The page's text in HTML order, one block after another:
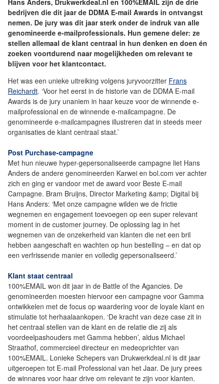
Hans Anders, Drukwerkdeal.nl en 100%EMAIL zijn de drie
bedrijven die dit jaar de DDMA E-mail Awards in ontvangst
nemen. De jury was dit jaar sterk onder de indruk van alle
genomineerde e-mailprofessionals. Hun gemene deler: ze
stellen allemaal de klant centraal in hun denken en doen én
zoeken voortdurend naar mogelijkheden om relevant te
blijven voor het klantcontact.
Het was een unieke uitreiking volgens juryvoorzitter Frans
Reichardt. ‘Voor het eerst in de historie van de DDMA E-mail
Awards is de jury unaniem in haar keuze voor de winnende e-
mailprofessional en de winnende e-mailcampagne. De
genomineerde e-mailcampagnes illustreren dat in steeds meer
organisaties de klant centraal staat.’
Post Purchase-campagne
Met hun nieuwe hyper-gepersonaliseerde campagne liet Hans
Anders de andere genomineerden Karwei en bol.com ver achter
zich en ging er vandoor met de award voor Beste E-mail
Campagne. Bram Bruijns, Director Marketing &amp; Digital bij
Hans Anders: ‘Met onze campagne wilden we de frictie
wegnemen en engagement toevoegen op een super relevant
moment in de customer journey. De oplossing lag in het
wegnemen van de onzekerheid van klanten die net een bril
hebben aangeschaft en wachten op hun bestelling – en dat op
een verfrissende manier en volledig gepersonaliseerd.’
Klant staat centraal
100%EMAIL won dit jaar in de Battle of the Agancies. De
genomineerden moesten hiervoor een campagne voor Gamma
ontwikkelen met de focus op waardering voor de loyale klant en
stimulatie tot herhaalaankopen. ‘De kracht van deze case zit in
het centraal stellen van de klant en de relatie die zij als
voordeelpashouders met Gamma hebben’, aldus Michael
Straathof, commercieel directeur en medeoprichter van
100%EMAIL. Lonieke Schepers van Drukwerkdeal.nl is dit jaar
uitgeroepen tot E-mail Professional van het Jaar. De jury prees
de winnares voor haar drive om relevant te zijn voor klanten.